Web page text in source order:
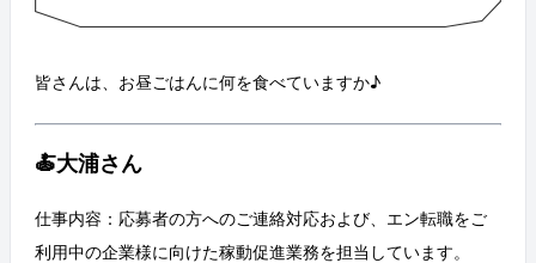
皆さんは、お昼ごはんに何を食べていますか♪
🍝大浦さん
仕事内容：応募者の方へのご連絡対応および、エン転職をご
利用中の企業様に向けた稼動促進業務を担当しています。